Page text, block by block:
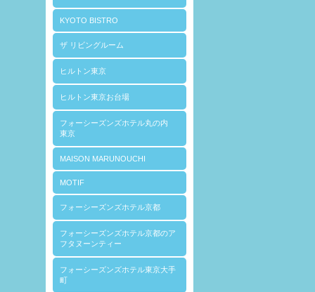
KYOTO BISTRO
ザ リビングルーム
ヒルトン東京
ヒルトン東京お台場
フォーシーズンズホテル丸の内
東京
MAISON MARUNOUCHI
MOTIF
フォーシーズンズホテル京都
フォーシーズンズホテル京都のア
フタヌーンティー
フォーシーズンズホテル東京大手
町